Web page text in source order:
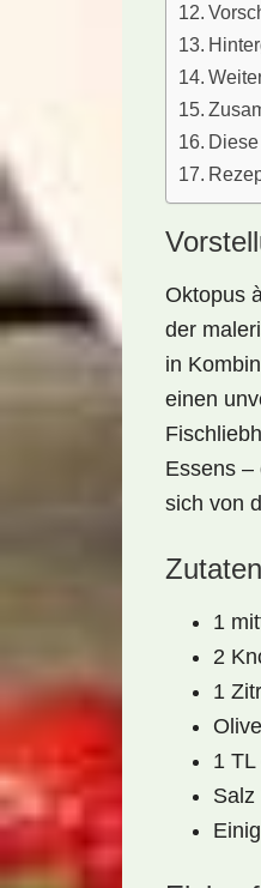
Oktopus
der
in
einen
Essens –
sich von
1
2
1
1
Salz